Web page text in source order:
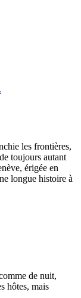
les frontières,
toujours autant
érigée en
longue histoire à
de nuit,
hôtes, mais